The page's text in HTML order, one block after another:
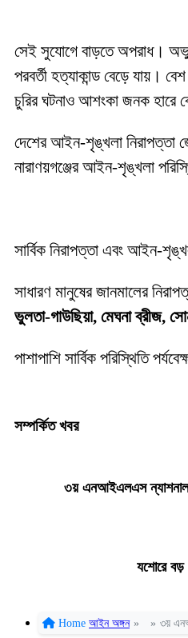
সেই সুযোগে বাড়তে অপরাধ।
পরবর্তী হত্যাকান্ড বেড়ে যায়।
চুরির ঘটনাও আশংকা জনক হারে
দেশের আইন-শৃঙ্খলা নিরাপত্তা
নারাণয়গঞ্জের আইন-শৃঙ্খলা
সার্বিক নিরাপত্তা এবং আইন-
সাধারণ মানুষের জানমালের
ভুলতা-গাউছিয়া, মেঘনা ব্রীজ,
পাশাপাশি সার্বিক পরিস্থিতি
সম্পর্কিত খবর
৩য় এনআইএলএস ন্যাশনাল
যশোরে বড়
Home আইন অঙ্গন » » ৩য়